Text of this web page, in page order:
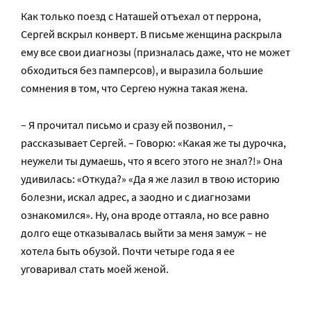
Как только поезд с Наташей отъехал от перрона,
Сергей вскрыл конверт. В письме женщина раскрыла
ему все свои диагнозы (призналась даже, что не может
обходиться без памперсов), и выразила большие
сомнения в том, что Сергею нужна такая жена.
– Я прочитал письмо и сразу ей позвонил, –
рассказывает Сергей. – Говорю: «Какая же ты дурочка,
неужели ты думаешь, что я всего этого не знал?!» Она
удивилась: «Откуда?» «Да я же лазил в твою историю
болезни, искал адрес, а заодно и с диагнозами
ознакомился». Ну, она вроде оттаяла, но все равно
долго еще отказывалась выйти за меня замуж – не
хотела быть обузой. Почти четыре года я ее
уговаривал стать моей женой.